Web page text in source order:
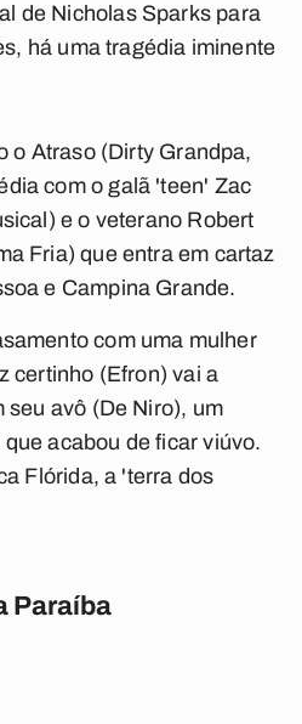
de Nicholas Sparks para
há uma tragédia iminente
o Atraso (Dirty Grandpa,
com o galã 'teen' Zac
e o veterano Robert
Fria) que entra em cartaz
e Campina Grande.
com uma mulher
certinho (Efron) vai a
seu avô (De Niro), um
acabou de ficar viúvo.
Flórida, a 'terra dos
Paraíba